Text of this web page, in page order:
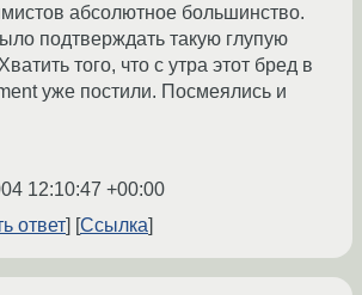
абсолютное большинство.
подтверждать такую глупую
того, что с утра этот бред в
уже постили. Посмеялись и
12:10:47 +00:00
ответ
Ссылка